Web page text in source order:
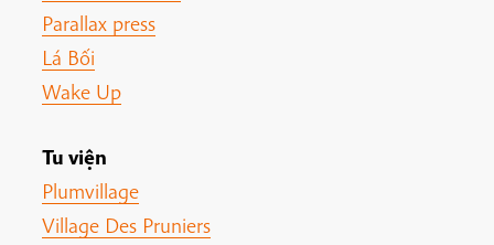
Parallax press
Lá Bối
Wake Up
Tu viện
Plumvillage
Village Des Pruniers